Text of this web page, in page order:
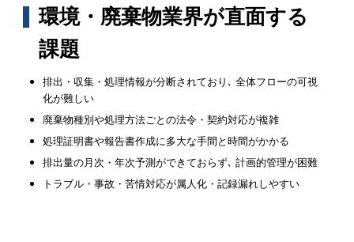
環境・廃棄物業界が直面する
課題
排出・収集・処理情報が分断されており､ 全体フローの可視
化が難しい
廃棄物種別や処理方法ごとの法令・契約対応が複雑
処理証明書や報告書作成に多大な手間と時間がかかる
排出量の月次・年次予測ができておらず､ 計画的管理が困難
トラブル・事故・苦情対応が属人化・記録漏れしやすい